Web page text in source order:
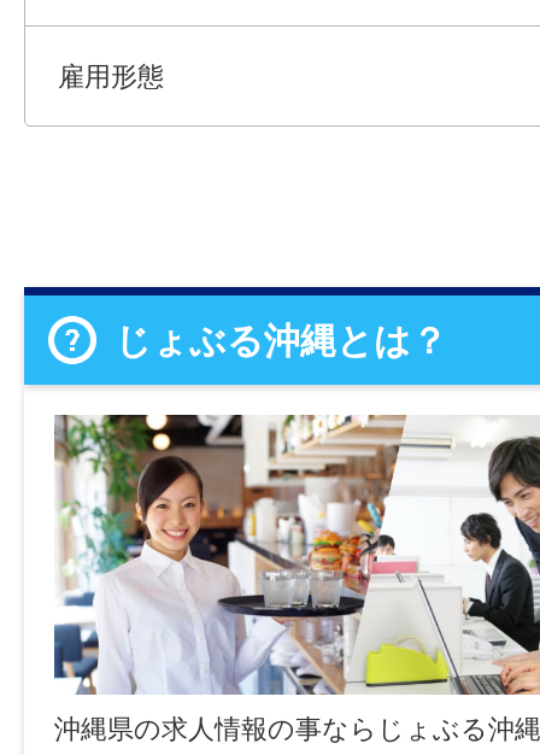
雇用形態
じょぶる沖縄とは？
沖縄県の求人情報の事ならじょぶる沖